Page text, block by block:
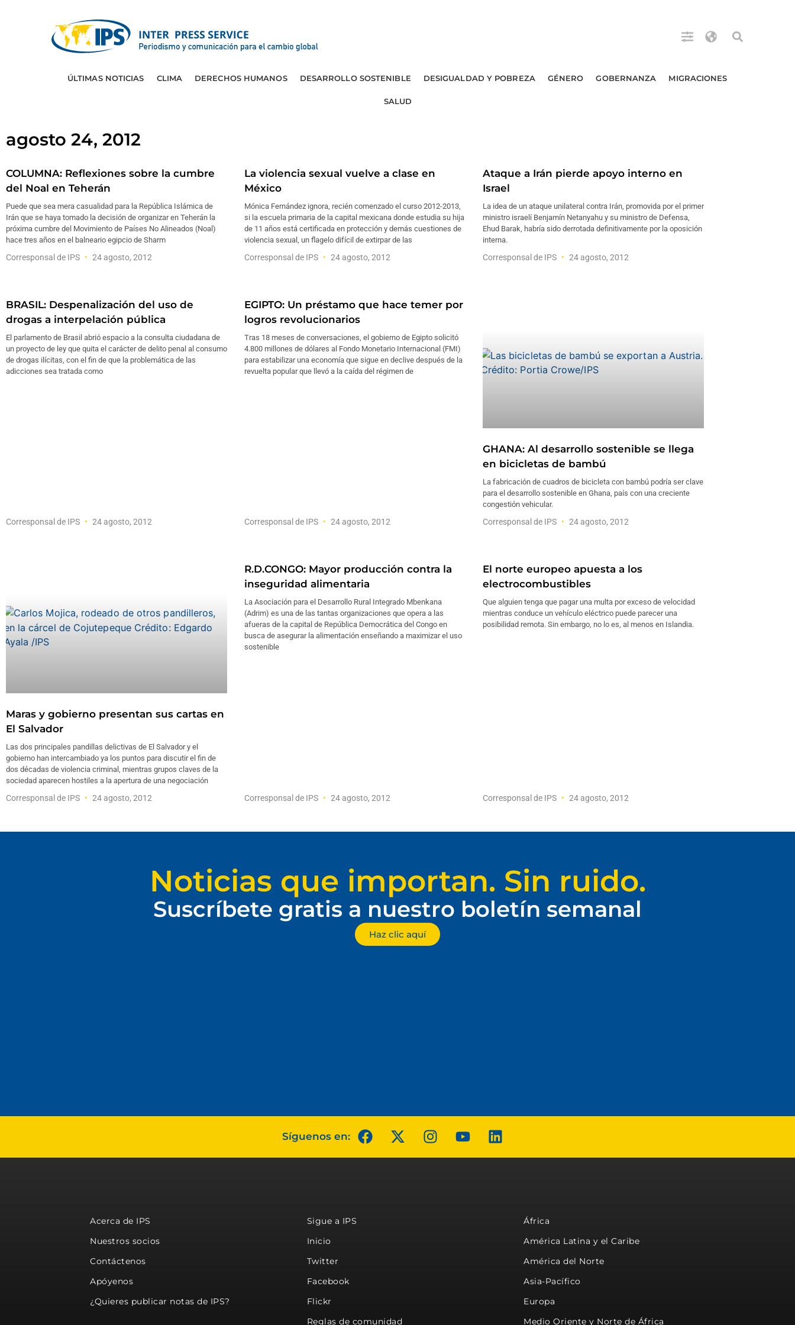
ÚLTIMAS NOTICIAS CLIMA DERECHOS HUMANOS DESARROLLO SOSTENIBLE DESIGUALDAD Y POBREZA GÉNERO GOBERNANZA MIGRACIONES
SALUD
agosto 24, 2012
COLUMNA: Reflexiones sobre la cumbre
del Noal en Teherán
Puede que sea mera casualidad para la República Islámica de
Irán que se haya tomado la decisión de organizar en Teherán la
próxima cumbre del Movimiento de Países No Alineados (Noal)
hace tres años en el balneario egipcio de Sharm
Corresponsal de IPS 24 agosto, 2012
La violencia sexual vuelve a clase en
México
Mónica Fernández ignora, recién comenzado el curso 2012-2013,
si la escuela primaria de la capital mexicana donde estudia su hija
de 11 años está certificada en protección y demás cuestiones de
violencia sexual, un flagelo difícil de extirpar de las
Corresponsal de IPS 24 agosto, 2012
Ataque a Irán pierde apoyo interno en
Israel
La idea de un ataque unilateral contra Irán, promovida por el primer
ministro israelí Benjamín Netanyahu y su ministro de Defensa,
Ehud Barak, habría sido derrotada definitivamente por la oposición
interna.
Corresponsal de IPS 24 agosto, 2012
BRASIL: Despenalización del uso de
drogas a interpelación pública
El parlamento de Brasil abrió espacio a la consulta ciudadana de
un proyecto de ley que quita el carácter de delito penal al consumo
de drogas ilícitas, con el fin de que la problemática de las
adicciones sea tratada como
Corresponsal de IPS 24 agosto, 2012
EGIPTO: Un préstamo que hace temer por
logros revolucionarios
Tras 18 meses de conversaciones, el gobierno de Egipto solicitó
4.800 millones de dólares al Fondo Monetario Internacional (FMI)
para estabilizar una economía que sigue en declive después de la
revuelta popular que llevó a la caída del régimen de
Corresponsal de IPS 24 agosto, 2012
GHANA: Al desarrollo sostenible se llega
en bicicletas de bambú
La fabricación de cuadros de bicicleta con bambú podría ser clave
para el desarrollo sostenible en Ghana, país con una creciente
congestión vehicular.
Corresponsal de IPS 24 agosto, 2012
Maras y gobierno presentan sus cartas en
El Salvador
Las dos principales pandillas delictivas de El Salvador y el
gobierno han intercambiado ya los puntos para discutir el fin de
dos décadas de violencia criminal, mientras grupos claves de la
sociedad aparecen hostiles a la apertura de una negociación
Corresponsal de IPS 24 agosto, 2012
R.D.CONGO: Mayor producción contra la
inseguridad alimentaria
La Asociación para el Desarrollo Rural Integrado Mbenkana
(Adrim) es una de las tantas organizaciones que opera a las
afueras de la capital de República Democrática del Congo en
busca de asegurar la alimentación enseñando a maximizar el uso
sostenible
Corresponsal de IPS 24 agosto, 2012
El norte europeo apuesta a los
electrocombustibles
Que alguien tenga que pagar una multa por exceso de velocidad
mientras conduce un vehículo eléctrico puede parecer una
posibilidad remota. Sin embargo, no lo es, al menos en Islandia.
Corresponsal de IPS 24 agosto, 2012
Noticias que importan. Sin ruido.
Suscríbete gratis a nuestro boletín semanal
Haz clic aquí
Síguenos en:
Acerca de IPS
Nuestros socios
Contáctenos
Apóyenos
¿Quieres publicar notas de IPS?
Sigue a IPS
Inicio
Twitter
Facebook
Flickr
Reglas de comunidad
África
América Latina y el Caribe
América del Norte
Asia-Pacífico
Europa
Medio Oriente y Norte de África